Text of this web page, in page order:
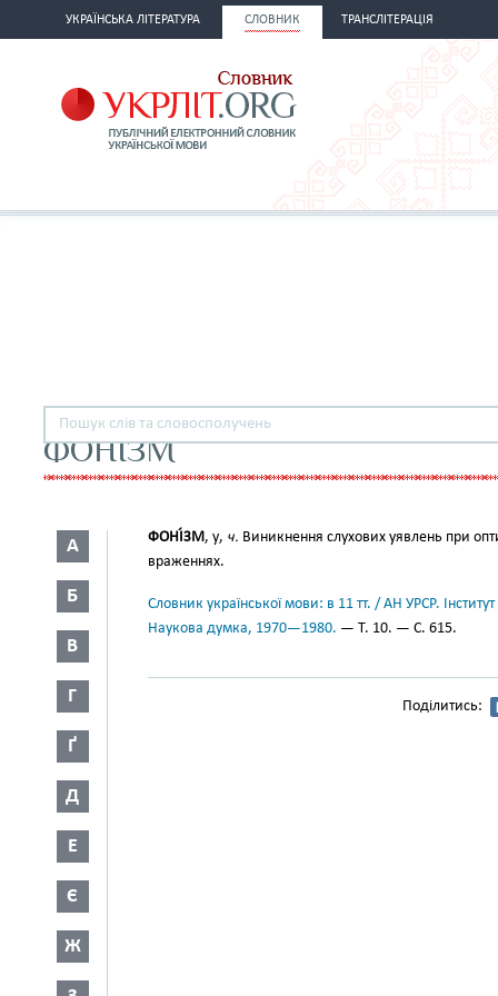
УКРАЇНСЬКА ЛІТЕРАТУРА СЛОВНИК ТРАНСЛІТЕРАЦІЯ
ФОНІЗМ
А
Б
В
Г
Ґ
Д
Е
Є
Ж
ФОНІ́ЗМ, у, ч. Виникнення слухових уявлень при
враженнях.
Словник української мови: в 11 тт. / АН УРСР.
Наукова думка, 1970—1980. — Т. 10. — С. 615.
Поділитись: